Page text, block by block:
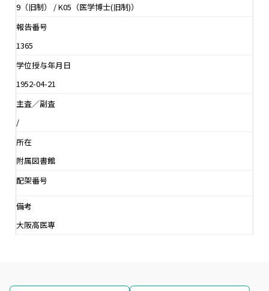
9（旧制） / K05（医学博士(旧制)）
報告番号
1365
学位授与年月日
1952-04-21
主査／副査
/
所在
附属図書館
配架番号
備考
大阪高医専